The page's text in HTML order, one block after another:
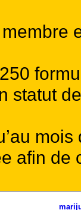
statut
afin de